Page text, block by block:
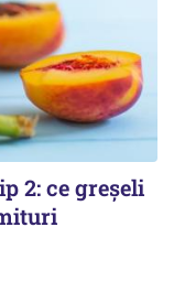
2: ce greșeli